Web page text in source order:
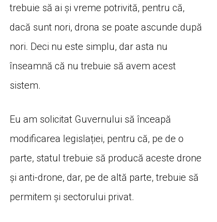
trebuie să ai și vreme potrivită, pentru că,
dacă sunt nori, drona se poate ascunde după
nori. Deci nu este simplu, dar asta nu
înseamnă că nu trebuie să avem acest
sistem.
Eu am solicitat Guvernului să înceapă
modificarea legislației, pentru că, pe de o
parte, statul trebuie să producă aceste drone
și anti-drone, dar, pe de altă parte, trebuie să
permitem și sectorului privat.